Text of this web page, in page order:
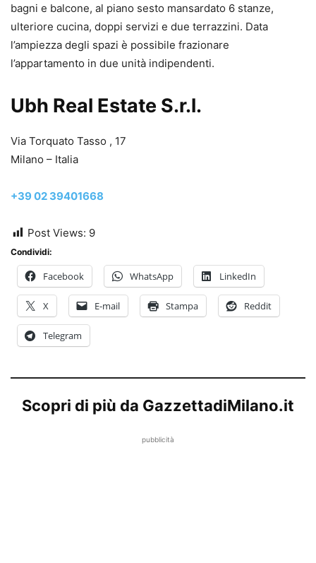
bagni e balcone, al piano sesto mansardato 6 stanze,
ulteriore cucina, doppi servizi e due terrazzini. Data
l’ampiezza degli spazi è possibile frazionare
l’appartamento in due unità indipendenti.
Ubh Real Estate S.r.l.
Via Torquato Tasso , 17
Milano – Italia
+39 02 39401668
Post Views: 9
Condividi:
Facebook WhatsApp LinkedIn
X E-mail Stampa Reddit
Telegram
Scopri di più da GazzettadiMilano.it
pubblicità